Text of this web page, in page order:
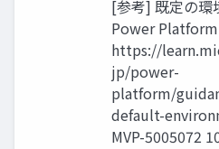
[参考] 既定の環
Power
https://
jp/power-
platform/
default-
MVP-5005072